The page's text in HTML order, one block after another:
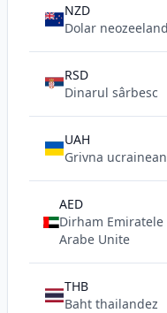
NZD
Dolar
RSD
Dinarul sârbesc
UAH
Grivna
AED
Dirham Emiratele
Arabe Unite
THB
Baht thailandez